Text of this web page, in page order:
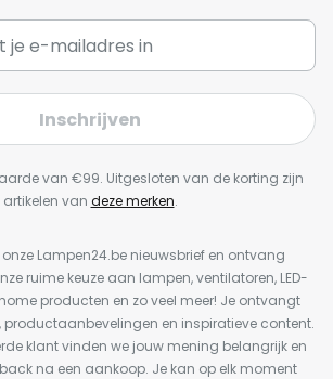
Inschrijven
van €99. Uitgesloten van de korting zijn
artikelen van deze merken.
Lampen24.be nieuwsbrief en ontvang
ruime keuze aan lampen, ventilatoren, LED-
producten en zo veel meer! Je ontvangt
productaanbevelingen en inspiratieve content.
klant vinden we jouw mening belangrijk en
na een aankoop. Je kan op elk moment